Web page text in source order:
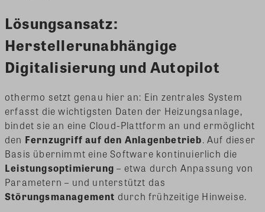
Lösungsansatz:
Herstellerunabhängige
Digitalisierung und Autopilot
othermo setzt genau hier an: Ein zentrales System
erfasst die wichtigsten Daten der Heizungsanlage,
bindet sie an eine Cloud-Plattform an und ermöglicht
den Fernzugriff auf den Anlagenbetrieb. Auf dieser
Basis übernimmt eine Software kontinuierlich die
Leistungsoptimierung – etwa durch Anpassung von
Parametern – und unterstützt das
Störungsmanagement durch frühzeitige Hinweise.